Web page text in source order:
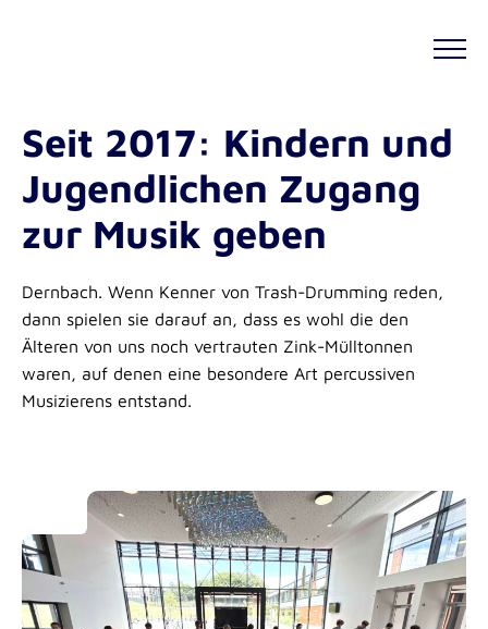
Seit 2017: Kindern und
Jugendlichen Zugang
zur Musik geben
Dernbach. Wenn Kenner von Trash-Drumming reden,
dann spielen sie darauf an, dass es wohl die den
Älteren von uns noch vertrauten Zink-Mülltonnen
waren, auf denen eine besondere Art percussiven
Musizierens entstand.